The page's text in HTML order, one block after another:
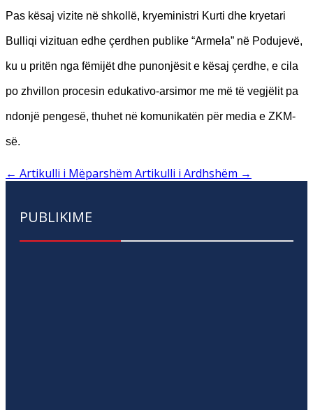
Pas kësaj vizite në shkollë, kryeministri Kurti dhe kryetari
Bulliqi vizituan edhe çerdhen publike “Armela” në Podujevë,
ku u pritën nga fëmijët dhe punonjësit e kësaj çerdhe, e cila
po zhvillon procesin edukativo-arsimor me më të vegjëlit pa
ndonjë pengesë, thuhet në komunikatën për media e ZKM-
së.
← Artikulli i Mëparshëm Artikulli i Ardhshëm →
PUBLIKIME